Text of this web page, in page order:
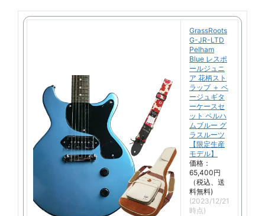
GrassRoots
G-JR-LTD
Pelham
Blue レスポ
ールジュニ
ア 花柄スト
ラップ ＋ ベ
ージュギタ
ーケースセ
ット ペルハ
ムブルー グ
ラスルーツ
【限定生産
モデル】
価格：
65,400円
（税込、送
料無料)
(2023/12/21
時点)